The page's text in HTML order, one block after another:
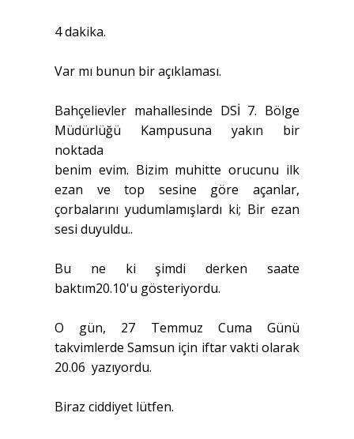
4 dakika.
Var mı bunun bir açıklaması.
Bahçelievler mahallesinde DSİ 7. Bölge
Müdürlüğü Kampusuna yakın bir
noktada
benim evim. Bizim muhitte orucunu ilk
ezan ve top sesine göre açanlar,
çorbalarını yudumlamışlardı ki; Bir ezan
sesi duyuldu..
Bu ne ki şimdi derken saate
baktım20.10'u gösteriyordu.
O gün, 27 Temmuz Cuma Günü
takvimlerde Samsun için iftar vakti olarak
20.06 yazıyordu.
Biraz ciddiyet lütfen.